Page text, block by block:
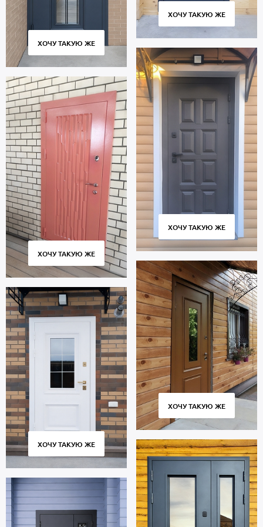
ХОЧУ ТАКУЮ ЖЕ
ХОЧУ ТАКУЮ ЖЕ
ХОЧУ ТАКУЮ ЖЕ
ХОЧУ ТАКУЮ ЖЕ
ХОЧУ ТАКУЮ ЖЕ
ХОЧУ ТАКУЮ ЖЕ